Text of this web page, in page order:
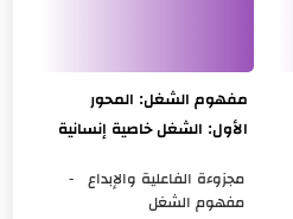
مفهوم الشغل: المحور
الأول: الشغل خاصية إنسانية
مجزوءة الفاعلية والإبداع -
مفهوم الشغل